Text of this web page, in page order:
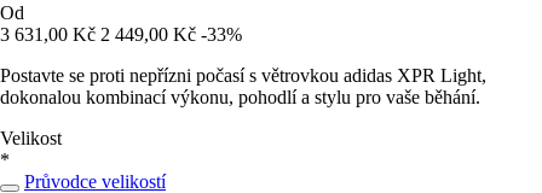
Od
3 631,00 Kč 2 449,00 Kč -33%
Postavte se proti nepřízni počasí s větrovkou adidas XPR Light,
dokonalou kombinací výkonu, pohodlí a stylu pro vaše běhání.
Velikost
*
Průvodce velikostí